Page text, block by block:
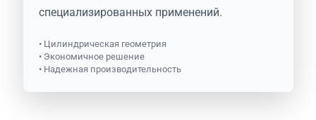
специализированных применений.
• Цилиндрическая геометрия
• Экономичное решение
• Надежная производительность